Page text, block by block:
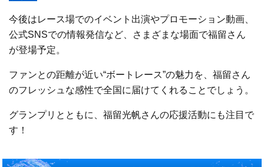
今後はレース場でのイベント出演やプロモーション動画、
公式SNSでの情報発信など、さまざまな場面で福留さん
が登場予定。
ファンとの距離が近い“ボートレース”の魅力を、福留さん
のフレッシュな感性で全国に届けてくれることでしょう。
グランプリとともに、福留光帆さんの応援活動にも注目で
す！